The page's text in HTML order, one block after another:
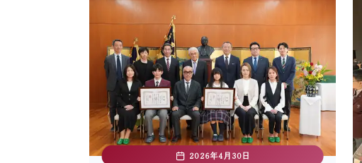
2026年4月30日